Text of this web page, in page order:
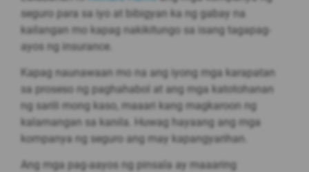
seguro para sa iyo at bibigyan ka ng gabay na
kailangan mo kapag nakikitungo sa isang tagapag-
ayos ng insurance.
Kapag naunawaan mo na ang iyong mga karapatan
sa proseso ng paghahabol at ang mga katotohanan
ng sarili mong kaso, maaari kang magkaroon ng
kalamangan sa kanila. Huwag hayaang ang mga
kompanya ng seguro ang may kapangyarihan.
Ang mga pag-aayos ng pinsala ay maaaring